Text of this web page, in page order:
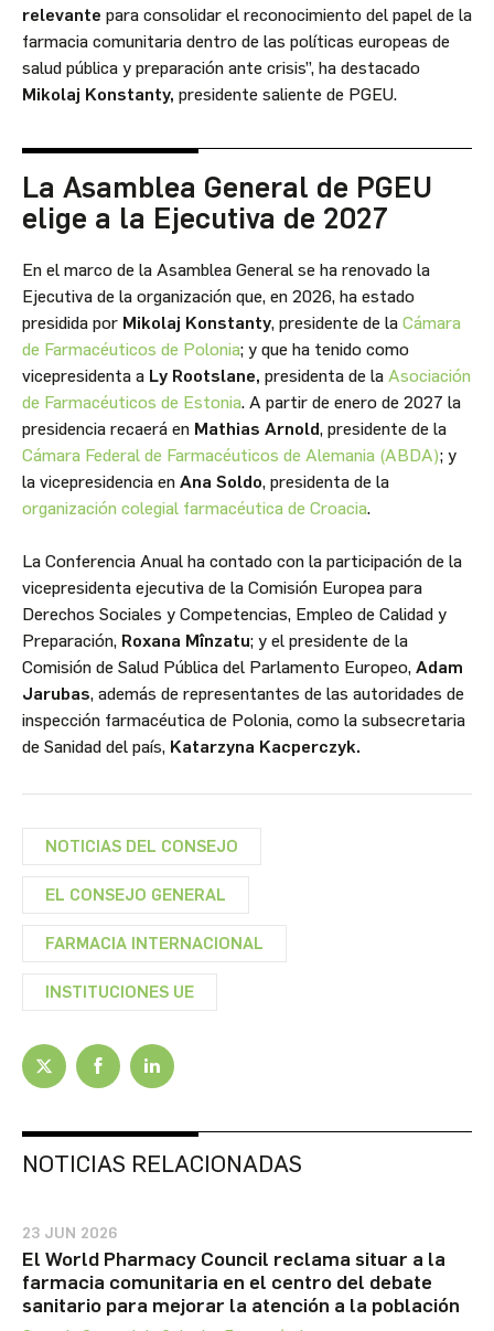
relevante para consolidar el reconocimiento del papel de la
farmacia comunitaria dentro de las políticas europeas de
salud pública y preparación ante crisis”, ha destacado
Mikolaj Konstanty, presidente saliente de PGEU.
La Asamblea General de PGEU
elige a la Ejecutiva de 2027
En el marco de la Asamblea General se ha renovado la
Ejecutiva de la organización que, en 2026, ha estado
presidida por Mikolaj Konstanty, presidente de la Cámara
de Farmacéuticos de Polonia; y que ha tenido como
vicepresidenta a Ly Rootslane, presidenta de la Asociación
de Farmacéuticos de Estonia. A partir de enero de 2027 la
presidencia recaerá en Mathias Arnold, presidente de la
Cámara Federal de Farmacéuticos de Alemania (ABDA); y
la vicepresidencia en Ana Soldo, presidenta de la
organización colegial farmacéutica de Croacia.
La Conferencia Anual ha contado con la participación de la
vicepresidenta ejecutiva de la Comisión Europea para
Derechos Sociales y Competencias, Empleo de Calidad y
Preparación, Roxana Mînzatu; y el presidente de la
Comisión de Salud Pública del Parlamento Europeo, Adam
Jarubas, además de representantes de las autoridades de
inspección farmacéutica de Polonia, como la subsecretaria
de Sanidad del país, Katarzyna Kacperczyk.
NOTICIAS DEL CONSEJO
EL CONSEJO GENERAL
FARMACIA INTERNACIONAL
INSTITUCIONES UE
NOTICIAS RELACIONADAS
23 JUN 2026
El World Pharmacy Council reclama situar a la
farmacia comunitaria en el centro del debate
sanitario para mejorar la atención a la población